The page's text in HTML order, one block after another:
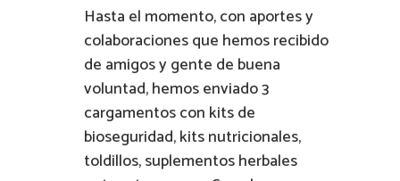
Hasta el momento, con aportes y
colaboraciones que hemos recibido
de amigos y gente de buena
voluntad, hemos enviado 3
cargamentos con kits de
bioseguridad, kits nutricionales,
toldillos, suplementos herbales